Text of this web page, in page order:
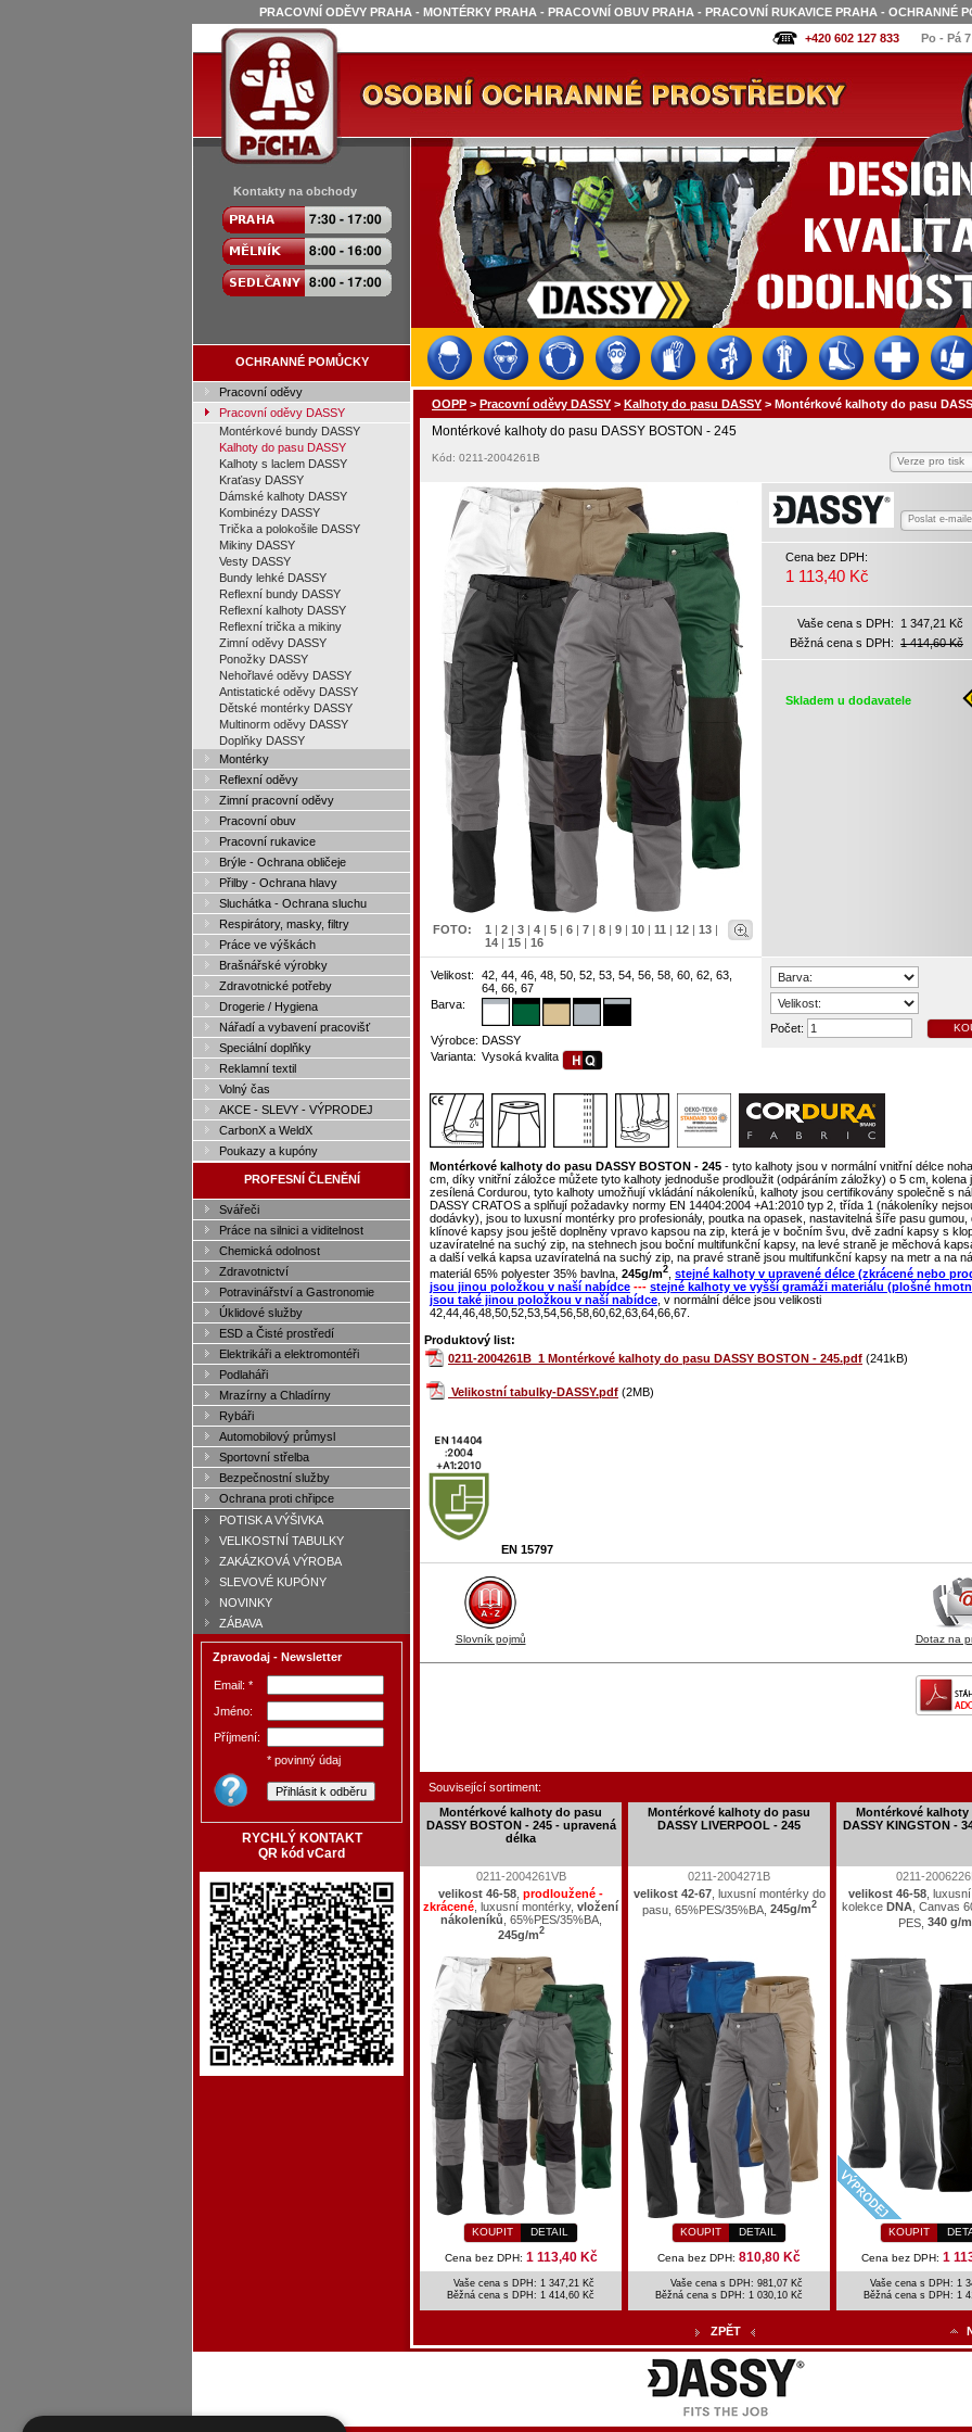
PRACOVNÍ ODĚVY PRAHA - MONTÉRKY PRAHA - PRACOVNÍ OBUV PRAHA - PRACOVNÍ RUKAVICE PRAHA - OCHRANNÉ
+420 602 127 833
Po - Pá
Kontakty na obchody
OCHRANNÉ POMŮCKY
Pracovní oděvy
Pracovní oděvy DASSY
Montérkové bundy DASSY
Kalhoty do pasu DASSY
Kalhoty s laclem DASSY
Kraťasy DASSY
Dámské kalhoty DASSY
Kombinézy DASSY
Trička a polokošile DASSY
Mikiny DASSY
Vesty DASSY
Bundy lehké DASSY
Reflexní bundy DASSY
Reflexní kalhoty DASSY
Reflexní trička a mikiny
Zimní oděvy DASSY
Ponožky DASSY
Nehořlavé oděvy DASSY
Antistatické oděvy DASSY
Dětské montérky DASSY
Multinorm oděvy DASSY
Doplňky DASSY
Montérky
Reflexní oděvy
Zimní pracovní oděvy
Pracovní obuv
Pracovní rukavice
Brýle - Ochrana obličeje
Přilby - Ochrana hlavy
Sluchátka - Ochrana sluchu
Respirátory, masky, filtry
Práce ve výškách
Brašnářské výrobky
Zdravotnické potřeby
Drogerie / Hygiena
Nářadí a vybavení pracovišť
Speciální doplňky
Reklamní textil
Volný čas
AKCE - SLEVY - VÝPRODEJ
CarbonX a WeldX
Poukazy a kupóny
PROFESNÍ ČLENĚNÍ
Svářeči
Práce na silnici a viditelnost
Chemická odolnost
Zdravotnictví
Potravinářství a Gastronomie
Úklidové služby
ESD a Čisté prostředí
Elektrikáři a elektromontéři
Podlaháři
Mrazírny a Chladírny
Rybáři
Automobilový průmysl
Sportovní střelba
Bezpečnostní služby
Ochrana proti chřipce
POTISK A VÝŠIVKA
VELIKOSTNÍ TABULKY
ZAKÁZKOVÁ VÝROBA
SLEVOVÉ KUPÓNY
NOVINKY
ZÁBAVA
Zpravodaj - Newsletter
Email: *
Jméno:
Příjmení:
* povinný údaj
RYCHLÝ KONTAKT
QR kód vCard
OOPP > Pracovní oděvy DASSY > Kalhoty do pasu DASSY > Montérkové kalhoty do pasu
Montérkové kalhoty do pasu DASSY BOSTON - 245
Kód: 0211-2004261B Verze pro tisk
FOTO: 1 | 2 | 3 | 4 | 5 | 6 | 7 | 8 | 9 | 10 | 11 | 12 | 13 |
14 | 15 | 16
Poslat e-
Cena bez DPH:
1 113,40 Kč
Vaše cena s DPH:
1 347,21 Kč
Běžná cena s DPH: 1 414,60 Kč
Skladem u dodavatele
Velikost:
42, 44, 46, 48, 50, 52, 53, 54, 56, 58, 60, 62, 63,
64, 66, 67
Barva:
Výrobce: DASSY
Varianta: Vysoká kvalita
Počet:
Montérkové kalhoty do pasu DASSY BOSTON - 245 - tyto kalhoty jsou v normální vnitřní délce
cm, díky vnitřní záložce můžete tyto kalhoty jednoduše prodloužit (odpáráním záložky) o 5 cm, kolena
zesílená Cordurou, tyto kalhoty umožňují vkládání nákoleníků, kalhoty jsou certifikovány společně s
DASSY CRATOS a splňují požadavky normy EN 14404:2004 +A1:2010 typ 2, třída 1 (nákoleníky
dodávky), jsou to luxusní montérky pro profesionály, poutka na opasek, nastavitelná šíře pasu gumou,
klínové kapsy jsou ještě doplněny vpravo kapsou na zip, která je v bočním švu, dvě zadní kapsy s
uzavíratelné na suchý zip, na stehnech jsou boční multifunkční kapsy, na levé straně je měchová
a další velká kapsa uzavíratelná na suchý zip, na pravé straně jsou multifunkční kapsy na metr a na
materiál 65% polyester 35% bavlna, 245g/m2 stejné kalhoty v upravené délce (zkrácené nebo
jsou jinou položkou v naší nabídce --- stejné kalhoty ve vyšší gramáži materiálu (plošné
jsou také jinou položkou v naší nabídce , v normální délce jsou velikosti
42,44,46,48,50,52,53,54,56,58,60,62,63,64,66,67.
Produktový list:
0211-2004261B_1 Montérkové kalhoty do pasu DASSY BOSTON - 245.pdf (241kB)
Velikostní tabulky-DASSY.pdf (2MB)
EN 15797
Slovník pojmů Dotaz na
Související sortiment:
Montérkové kalhoty do pasu
DASSY BOSTON - 245 - upravená
délka
0211-2004261VB
velikost 46-58 prodloužené -
zkrácené , luxusní montérky, vložení
nákoleníků , 65%PES/35%BA,
245g/m2
KOUPIT DETAIL
Cena bez DPH: 1 113,40 Kč
Vaše cena s DPH: 1 347,21 Kč
Běžná cena s DPH: 1 414,60 Kč
Montérkové kalhoty do pasu
DASSY LIVERPOOL - 245
0211-2004271B
velikost 42-67, luxusní montérky do
pasu, 65%PES/35%BA, 245g/m2
KOUPIT DETAIL
Cena bez DPH: 810,80 Kč
Vaše cena s DPH: 981,07 Kč
Běžná cena s DPH: 1 030,10 Kč
Montérkové kalhoty
DASSY KINGSTON -
0211-
velikost 46-58 ,
kolekce DNA , Canvas
PES, 340 g/m
KOUPIT
Cena bez DPH: 1
Vaše cena s DPH: 1
Běžná cena s DPH: 1
ZPĚT